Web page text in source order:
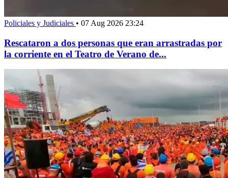
Policiales y Judiciales • 07 Aug 2026 23:24
Rescataron a dos personas que eran arrastradas por
la corriente en el Teatro de Verano de...